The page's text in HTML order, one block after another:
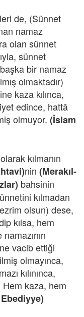
de, (Sünnet
namaz
olan sünnet
sünnet
bir namaz
olmaktadır)
kaza kılınca,
edince, hattâ
olmuyor. (İslam
kılmanın
nin (Merakıl-
bahsinin
kılmadan
olsun) dese,
kılsa, hem
vacib ettiği
olmayınca,
kılınınca,
kaza, hem